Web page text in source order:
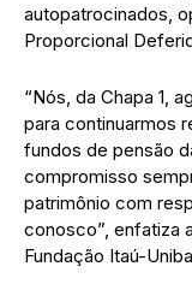
autopatrocinados,
Proporcional
“Nós, da Chapa 1,
para continuarmos
fundos de pensão
compromisso
patrimônio com
conosco”, enfatiza
Fundação Itaú-